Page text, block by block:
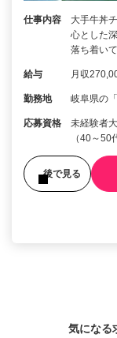
仕事内容
大手牛丼
心とした
落ち着い
給与 月収
勤務地 岐阜県の
応募資格
未経験者
（40～
後で見る
気になる